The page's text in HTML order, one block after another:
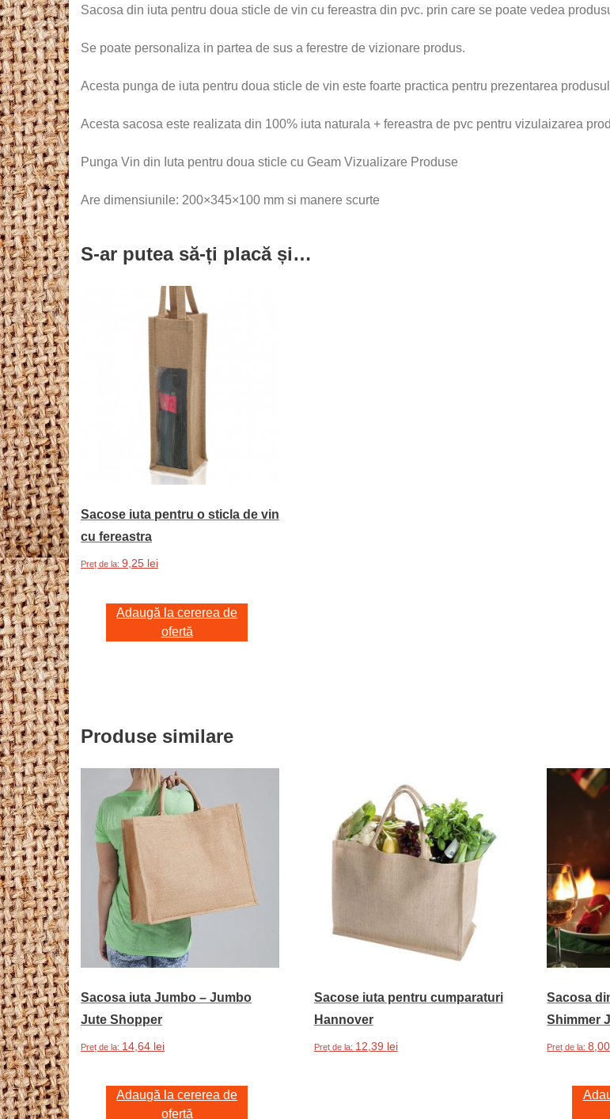
Sacosa din iuta pentru doua sticle de vin cu fereastra din pvc. prin care se poate vedea
Se poate personaliza in partea de sus a ferestre de vizionare produs.
Acesta punga de iuta pentru doua sticle de vin este foarte practica pentru prezentarea
Acesta sacosa este realizata din 100% iuta naturala + fereastra de pvc pentru vizulaizarea
Punga Vin din Iuta pentru doua sticle cu Geam Vizualizare Produse
Are dimensiunile: 200×345×100 mm si manere scurte
S-ar putea să-ți placă și…
Sacose iuta pentru o sticla de vin
cu fereastra
Preț de la: 9,25 lei
Adaugă la cererea de
ofertă
Produse similare
Sacosa iuta Jumbo – Jumbo
Jute Shopper
Preț de la: 14,64 lei
Adaugă la cererea de
ofertă
Sacose iuta pentru cumparaturi
Hannover
Preț de la: 12,39 lei
Sacosa
Shimmer
Preț de la:8,00